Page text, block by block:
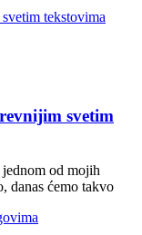
svetim
od mojih
danas ćemo takvo